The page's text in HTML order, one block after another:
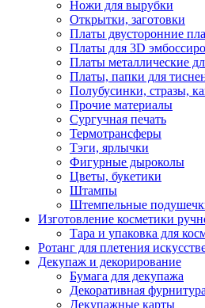
Ножи для вырубки
Открытки, заготовки
Платы двусторонние
Платы для 3D
Платы металлические
Платы, папки для
Полубусинки, стразы,
Прочие материалы
Сургучная печать
Термотрансферы
Тэги, ярлычки
Фигурные дыроколы
Цветы, букетики
Штампы
Штемпельные
Изготовление косметики
Тара и упаковка для
Ротанг для плетения
Декупаж и декорирование
Бумага для декупажа
Декоративная фурнитура
Декупажные карты